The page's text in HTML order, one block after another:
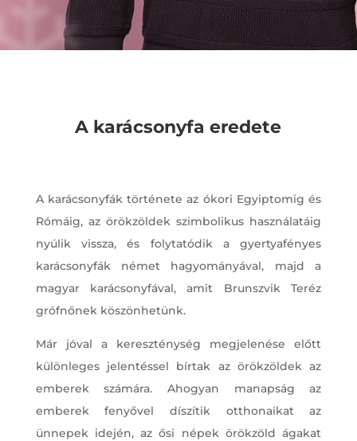
A karácsonyfa eredete
A karácsonyfák története az ókori Egyiptomig és
Rómáig, az örökzöldek szimbolikus használatáig
nyúlik vissza, és folytatódik a gyertyafényes
karácsonyfák német hagyományával, majd a
magyar karácsonyfával, amit Brunszvik Teréz
grófnőnek köszönhetünk.
Már jóval a kereszténység megjelenése előtt
különleges jelentéssel bírtak az örökzöldek az
emberek számára. Ahogyan manapság az
emberek fenyővel díszítik otthonaikat az
ünnepek idején, az ősi népek örökzöld ágakat